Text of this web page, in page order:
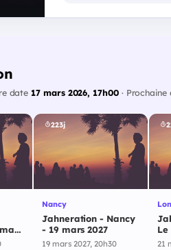
date 17 mars 2026, 17h00· Prochaine
223j
Nancy
Jahneration - Nancy
- 19 mars 2027
19 mars 2027, 20h30
Le
21